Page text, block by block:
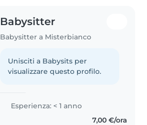
Babysitter
Babysitter a Misterbianco
Unisciti a Babysits per
visualizzare questo profilo.
Esperienza: < 1 anno
7,00 €/ora